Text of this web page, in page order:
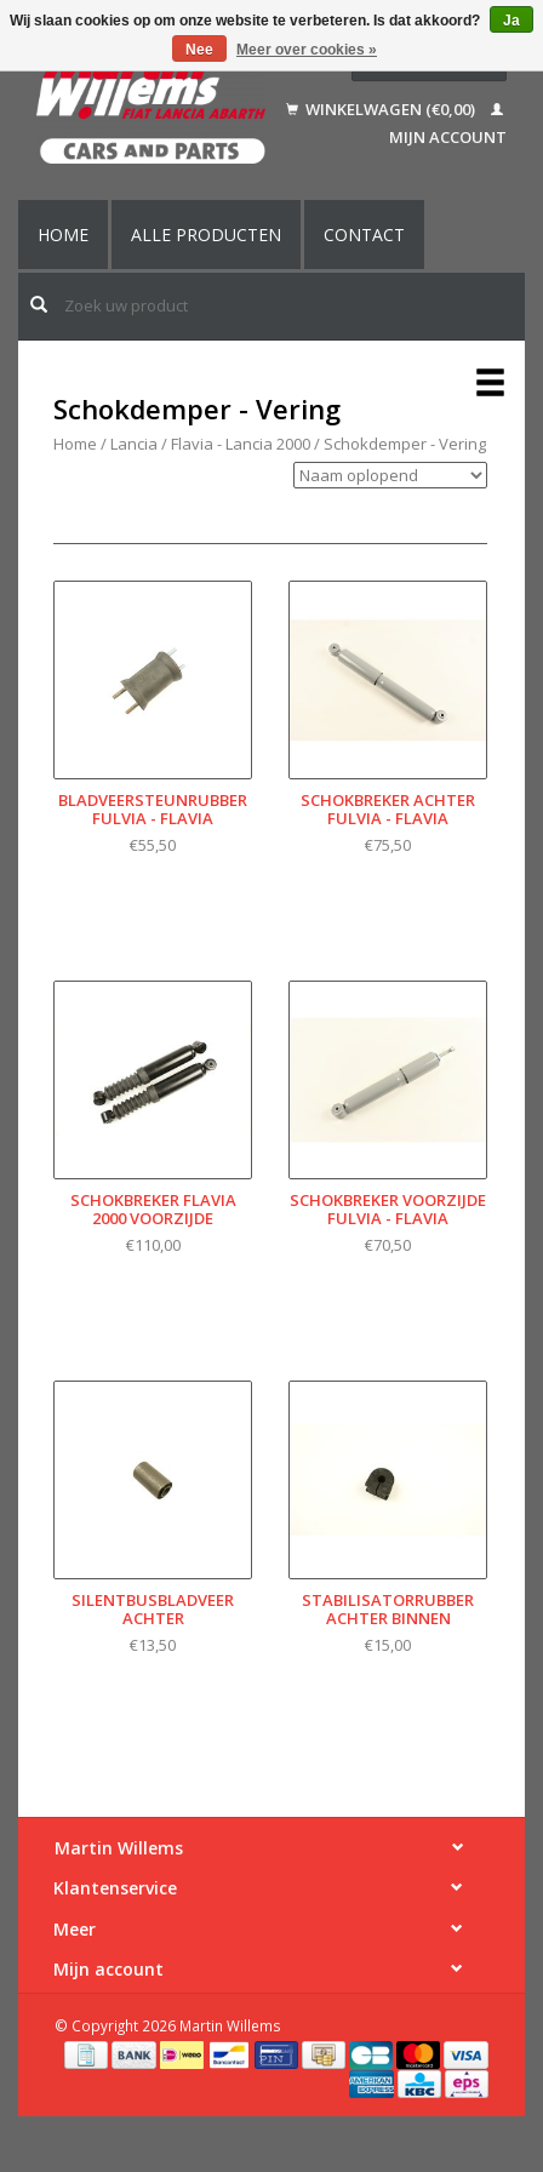
Français
English (US)
WINKELWAGEN (€0,00)
MIJN ACCOUNT
HOME ALLE PRODUCTEN CONTACT
Schokdemper - Vering
Home / Lancia / Flavia - Lancia 2000/ Schokdemper - Vering
BLADVEERSTEUNRUBBER
FULVIA - FLAVIA
€55,50
SCHOKBREKER ACHTER
FULVIA - FLAVIA
€75,50
SCHOKBREKER FLAVIA
2000 VOORZIJDE
€110,00
SCHOKBREKER VOORZIJDE
FULVIA - FLAVIA
€70,50
SILENTBUSBLADVEER
ACHTER
€13,50
STABILISATORRUBBER
ACHTER BINNEN
€15,00
Martin Willems
Klantenservice
Meer
Mijn account
© Copyright 2026 Martin Willems
Wij slaan cookies op om onze website te verbeteren. Is dat akkoord?
Ja
Nee
Meer over cookies »